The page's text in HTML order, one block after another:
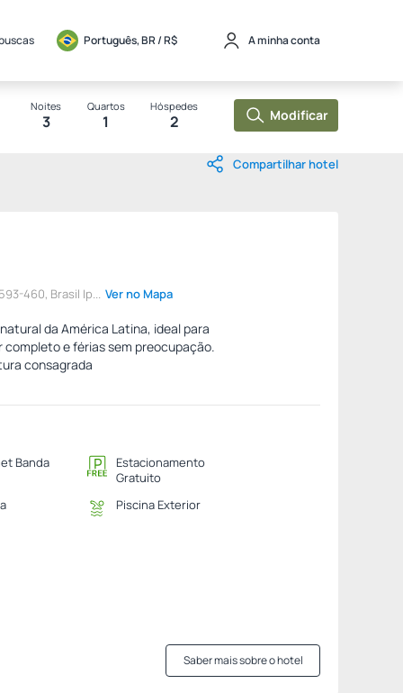
Português, BR / R$ A minha conta
Noites
3
Quartos
1
Hóspedes
2 Modificar
Compartilhar hotel
460, Brasil Ip... Ver no Mapa
da América Latina, ideal para
completo e férias sem preocupação.
consagrada
Banda
Estacionamento
Gratuito
Piscina Exterior
Saber mais sobre o hotel